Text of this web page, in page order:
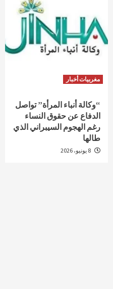
مغربيات أخبار
“وكالة أنباء المرأة” تواصل
الدفاع عن حقوق النساء
رغم الهجوم السيبراني الذي
طالها